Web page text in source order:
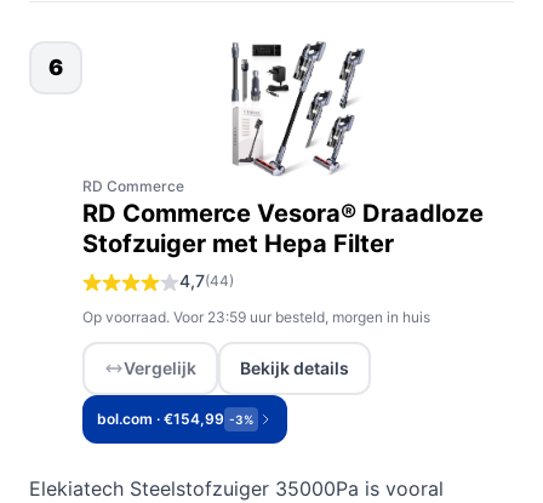
6
RD Commerce
RD Commerce Vesora® Draadloze
Stofzuiger met Hepa Filter
4,7(44)
Op voorraad. Voor 23:59 uur besteld, morgen in huis
Vergelijk Bekijk details
bol.com · €154,99 -3%
Elekiatech Steelstofzuiger 35000Pa is vooral